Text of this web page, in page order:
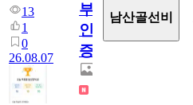
13
1
0
26.08.07
부
인
증
남산골선비